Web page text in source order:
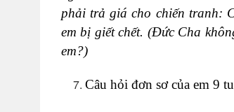
phải trả giá cho chiến tranh:
em bị giết chết. (Đức Cha
em?)
Câu hỏi đơn sơ của em 9